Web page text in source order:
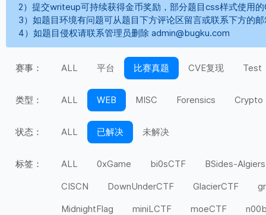
2）提交writeup可持续获得金币奖励，部分题目css样式使用
3）如题目环境有问题可从题目下方评论区留言或联系下方的
4）如题目侵权请联系管理员删除 admin@bugku.com
赛事： ALL 平台 比赛真题 CVE复现 Test
类型： ALL WEB MISC Forensics Crypto
状态： ALL 已解决 未解决
标签： ALL 0xGame bi0sCTF
BSides-Algiers
CISCN
DownUnderCTF GlacierCTF
MidnightFlag
miniLCTF moeCTF